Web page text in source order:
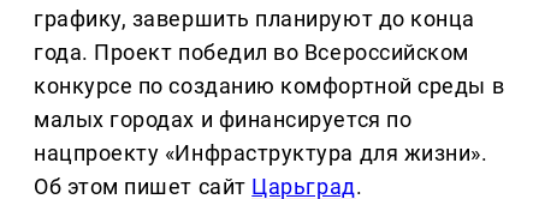
графику, завершить планируют до конца
года. Проект победил во Всероссийском
конкурсе по созданию комфортной среды в
малых городах и финансируется по
нацпроекту «Инфраструктура для жизни».
Об этом пишет сайт Царьград.